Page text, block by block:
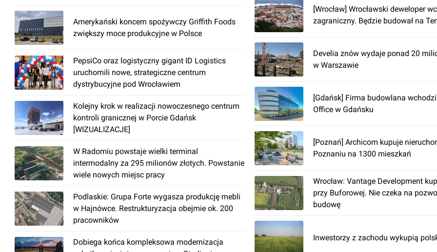
Amerykański koncern spożywczy Griffith Foods
zwiększy moce produkcyjne w Polsce
PepsiCo oraz logistyczny gigant ID Logistics
uruchomili nowe, strategiczne centrum
dystrybucyjne pod Wrocławiem
Kolejny krok w realizacji nowoczesnego centrum
kontroli granicznej w Porcie Gdańsk
[WIZUALIZACJE]
W Radomiu powstaje wielki terminal
intermodalny za 295 milionów złotych. Powstanie
wiele nowych miejsc pracy
Podlaskie: Grupa Forte wygasza produkcję mebli
w Hajnówce. Restrukturyzacja obejmie ok. 200
pracowników
Dobiega końca kompleksowa modernizacja
[Wrocław] Wrocławski deweloper
zagraniczny. Będzie budował na
Develia znów wydaje ponad 20
w Warszawie
[Gdańsk] Firma budowlana
Office w Gdańsku
[Poznań] Archicom kupuje
Poznaniu na 1300 mieszkań
Wrocław: Vantage Development
przy Buforowej. Nie czeka na
budowę
Inwestorzy z zachodu wykupią